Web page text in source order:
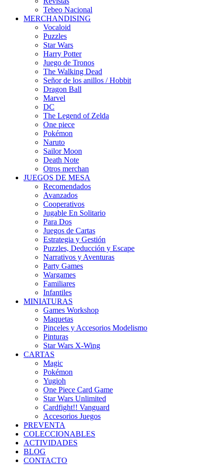
Tebeo Nacional
MERCHANDISING
Vocaloid
Puzzles
Star Wars
Harry Potter
Juego de Tronos
The Walking Dead
Señor de los anillos / Hobbit
Dragon Ball
Marvel
DC
The Legend of Zelda
One piece
Pokémon
Naruto
Sailor Moon
Death Note
Otros merchan
JUEGOS DE MESA
Recomendados
Avanzados
Cooperativos
Jugable En Solitario
Para Dos
Juegos de Cartas
Estrategia y Gestión
Puzzles, Deducción y Escape
Narrativos y Aventuras
Party Games
Wargames
Familiares
Infantiles
MINIATURAS
Games Workshop
Maquetas
Pinceles y Accesorios Modelismo
Pinturas
Star Wars X-Wing
CARTAS
Magic
Pokémon
Yugioh
One Piece Card Game
Star Wars Unlimited
Cardfight!! Vanguard
Accesorios Juegos
PREVENTA
COLECCIONABLES
ACTIVIDADES
BLOG
CONTACTO